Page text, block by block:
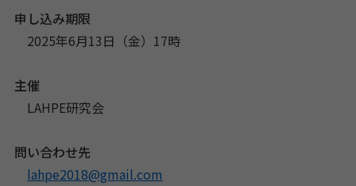
申し込み期限
2025年6月13日（金）17時
主催
LAHPE研究会
問い合わせ先
lahpe2018@gmail.com